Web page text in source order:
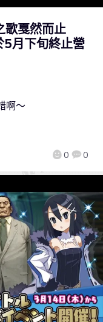
歌戛然而止
5月下旬終止營
0 0
啊～